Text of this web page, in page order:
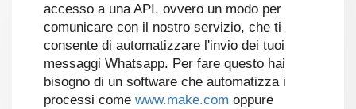
accesso a una API, ovvero un modo per
comunicare con il nostro servizio, che ti
consente di automatizzare l'invio dei tuoi
messaggi Whatsapp. Per fare questo hai
bisogno di un software che automatizza i
processi come www.make.com oppure